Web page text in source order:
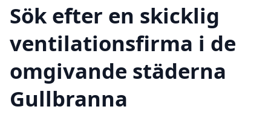
Sök efter en skicklig
ventilationsfirma i de
omgivande städerna
Gullbranna